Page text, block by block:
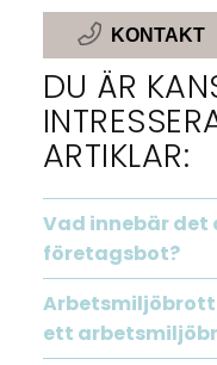
KONTAKT
DU ÄR
ARTIKLAR:
Vad innebär det
företagsbot?
ett